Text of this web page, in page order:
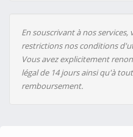
En souscrivant à nos services,
restrictions nos conditions
Vous avez explicitement
légal de 14 jours ainsi qu'à
remboursement.